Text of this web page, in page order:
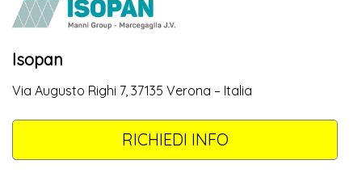
Isopan
Via Augusto Righi 7, 37135 Verona – Italia
RICHIEDI INFO